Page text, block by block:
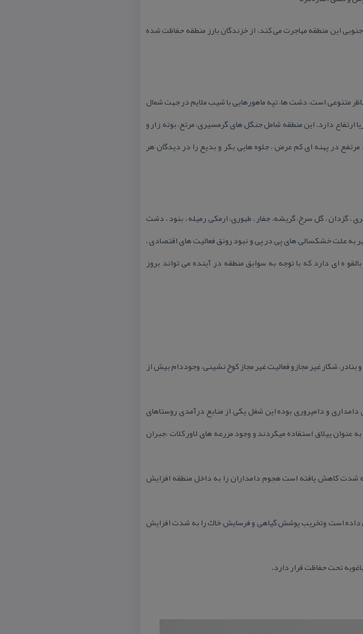
این منطقه مهاجرت می كند، از خزندگان بارز منطقه حفاظت شده
متنوعی است، دشت ها، تپه ماهورهایی با شیب ملایم در جهت شمال
می باشد . بلند ترین نطقه این منطقه ۷۶۰ متر از سطح دریا ارتفاع دارد. این منطقه شامل جنگل های گرمسیری، مرتع، بوته زار و
در پهنه ای كم عرض ، جلوه هایی بكر و بدیع را در دیدگان هر
، گزدان ، گل سرخ، گریشه، جفار ، طهوری، ارمكی رمیله ، بنود ، دشت
به علت خشكسالی های پی در پی و نبود رونق فعالیت های اقتصادی ،
ه ای دارد كه با توجه به سوابق منطقه در آینده می تواند بروز
شكار غیر مجازو فعالیت غیر مجاز كوخ نشینی، وجوددام بیش از
و دامپروری بوده این شغل یكی از منابع درآمدی روستاهای
ییلاق استفاده میكردند و وجود مزرعه های لاور كلات ،جبران
شدت كاهش یافته است هجوم دامداران را به داخل منطقه افزایش
داده است وتخریب پوشش گیاهی و فرسایش خاك را به شدت افزایش